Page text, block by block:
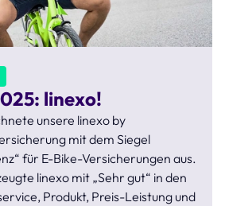
linexo!
unsere linexo by
mit dem Siegel
für E-Bike-Versicherungen aus.
linexo mit „Sehr gut“ in den
Produkt, Preis-Leistung und